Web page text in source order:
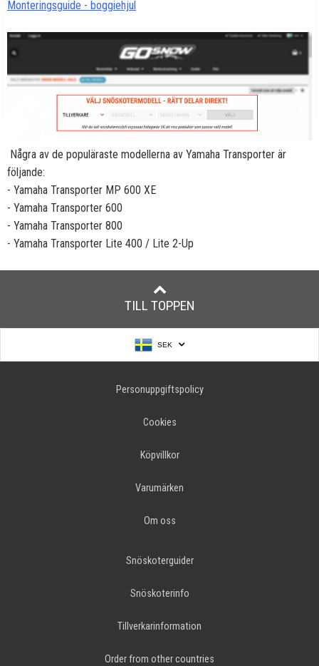
Monteringsguide - boggiehjul
Några av de populäraste modellerna av Yamaha Transporter är
följande:
- Yamaha Transporter MP 600 XE
- Yamaha Transporter 600
- Yamaha Transporter 800
- Yamaha Transporter Lite 400 / Lite 2-Up
TILL TOPPEN
SEK
Personuppgiftspolicy
Cookies
Köpvillkor
Varumärken
Om oss
Snöskoterguider
Snöskoterinfo
Tillverkarinformation
Order from other countries